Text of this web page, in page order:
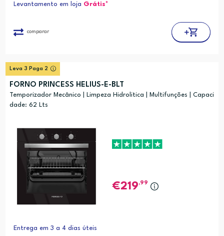
Levantamento em loja Grátis*
comparar
Leva 3 Paga 2
FORNO PRINCESS HELIUS-E-BLT
Temporizador Mecânico | Limpeza Hidrolitica | Multifunções | Capaci
dade: 62 Lts
219,99
Entrega em 3 a 4 dias úteis